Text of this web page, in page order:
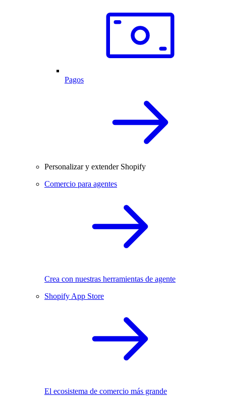
Pagos
Personalizar y extender Shopify
Comercio para agentes
Crea con nuestras herramientas de agente
Shopify App Store
El ecosistema de comercio más grande